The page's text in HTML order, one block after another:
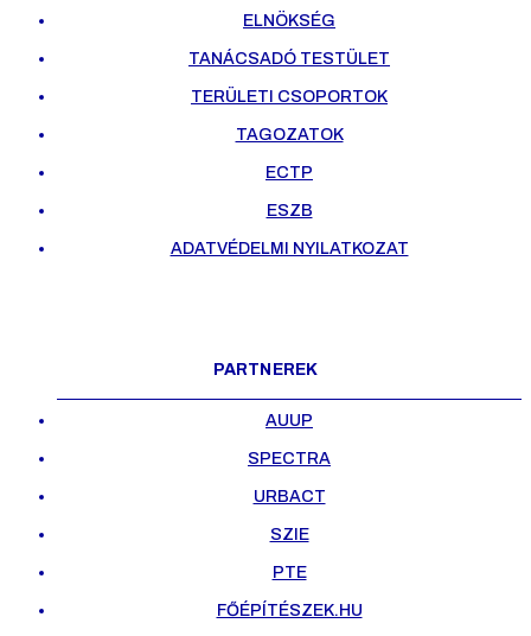
ELNÖKSÉG
TANÁCSADÓ TESTÜLET
TERÜLETI CSOPORTOK
TAGOZATOK
ECTP
ESZB
ADATVÉDELMI NYILATKOZAT
PARTNEREK
AUUP
SPECTRA
URBACT
SZIE
PTE
FŐÉPÍTÉSZEK.HU